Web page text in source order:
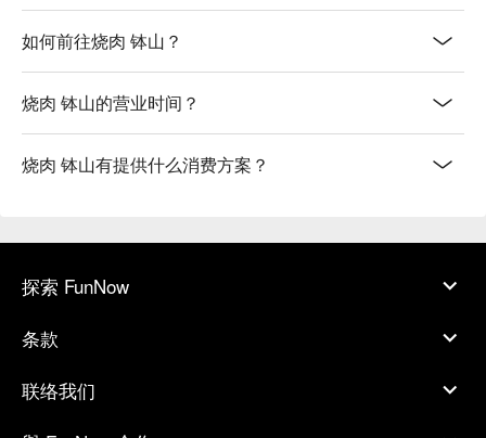
如何前往烧肉 钵山？
烧肉 钵山的营业时间？
烧肉 钵山有提供什么消费方案？
探索 FunNow
条款
联络我们